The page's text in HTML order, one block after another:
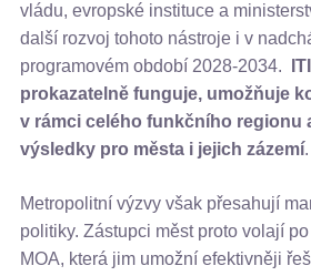
vládu, evropské instituce a
další rozvoj tohoto nástroje i v
programovém období 2028-2034.
prokazatelně funguje, umožňuje
v rámci celého funkčního regionu
výsledky pro města i jejich zázemí.
Metropolitní výzvy však přesahují
politiky. Zástupci měst proto volají
MOA, která jim umožní efektivněji